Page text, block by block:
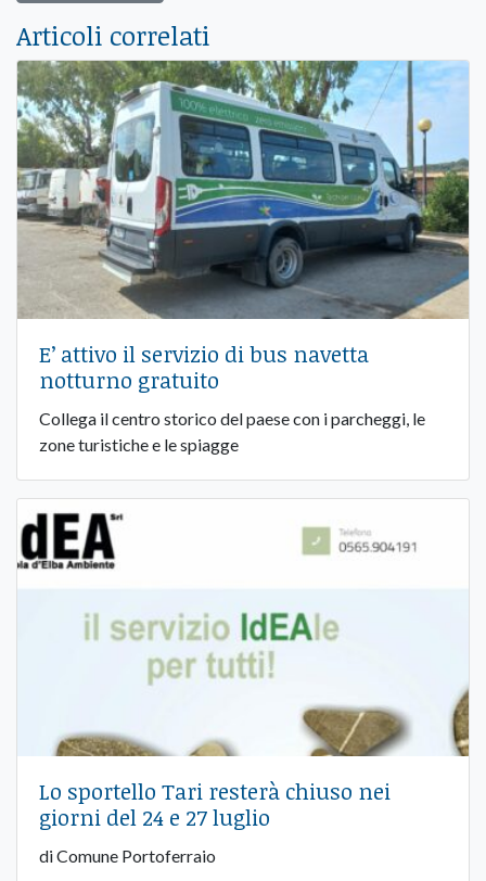
Articoli correlati
E’ attivo il servizio di bus navetta
notturno gratuito
Collega il centro storico del paese con i parcheggi, le
zone turistiche e le spiagge
Lo sportello Tari resterà chiuso nei
giorni del 24 e 27 luglio
di Comune Portoferraio